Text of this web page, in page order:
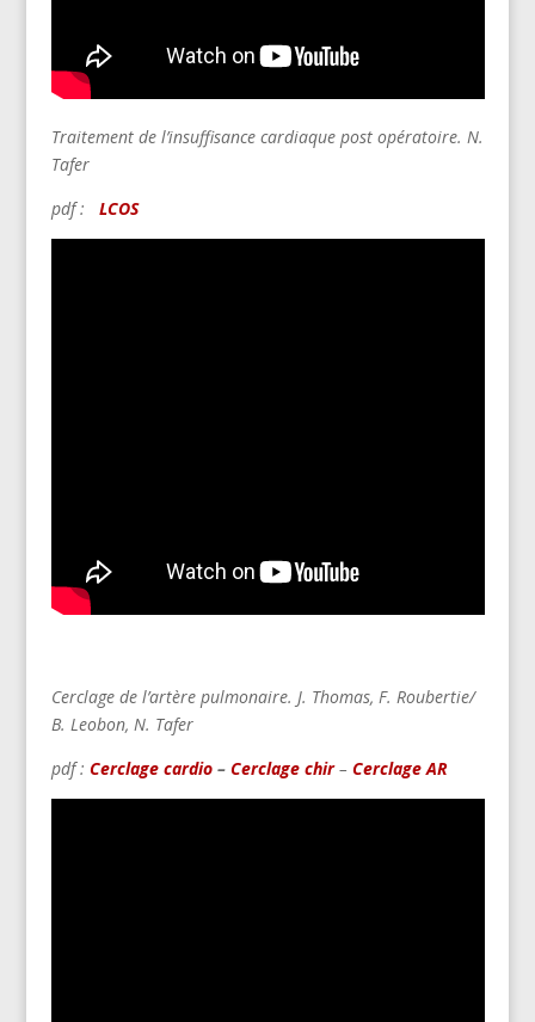
Traitement de l’insuffisance cardiaque post opératoire. N.
Tafer
pdf :
LCOS
Cerclage de l’artère pulmonaire. J. Thomas, F. Roubertie/
B. Leobon, N. Tafer
pdf : Cerclage cardio– Cerclage chir– Cerclage AR